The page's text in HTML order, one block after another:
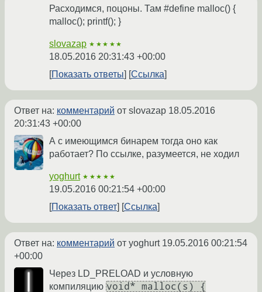
Расходимся, поцоны. Там #define malloc() {
malloc(); printf(); }
slovazap ★★★★★
18.05.2016 20:31:43 +00:00
Показать ответы
Ссылка
Ответ на: комментарий от slovazap 18.05.2016
20:31:43 +00:00
А с имеющимся бинарем тогда оно как
работает? По ссылке, разумеется, не ходил
yoghurt ★★★★★
19.05.2016 00:21:54 +00:00
Показать ответ
Ссылка
Ответ на: комментарий от yoghurt 19.05.2016 00:21:54
+00:00
Через LD_PRELOAD и условную
компиляцию void* malloc(s) {